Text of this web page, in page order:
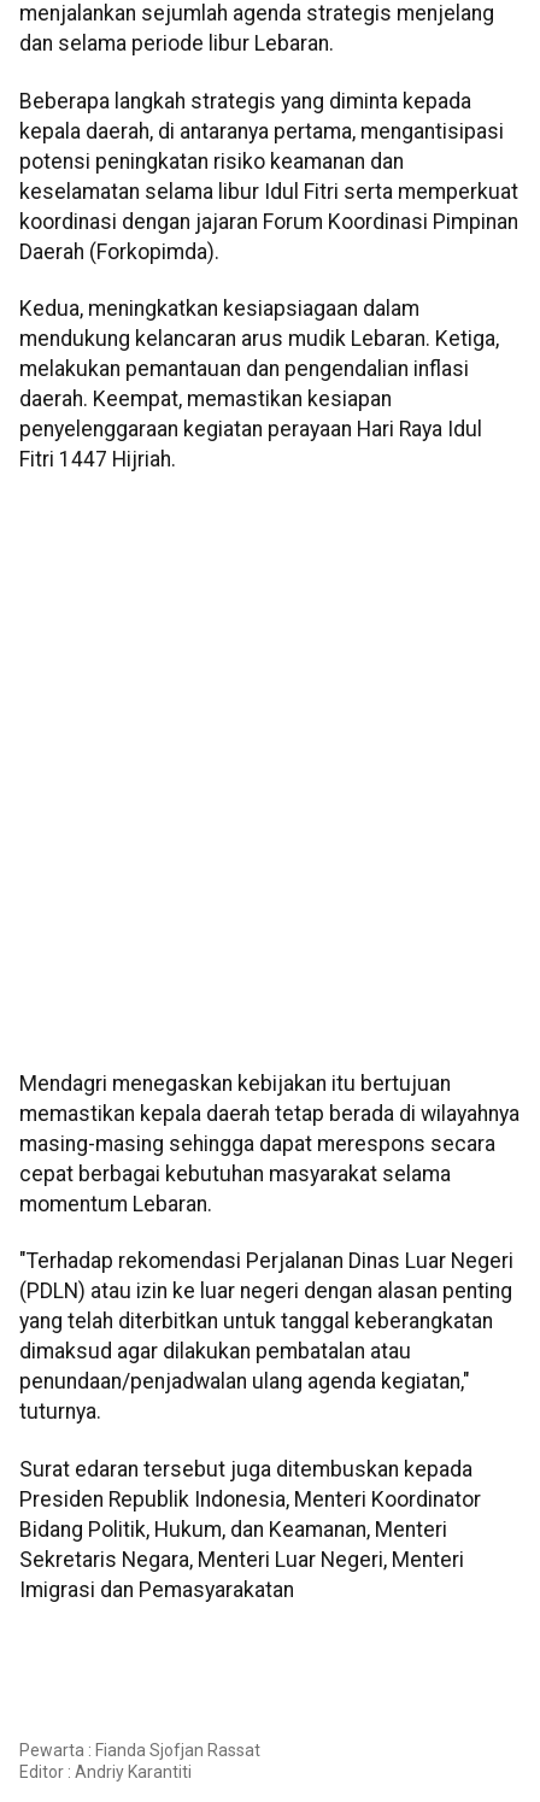
menjalankan sejumlah agenda strategis menjelang
dan selama periode libur Lebaran.
Beberapa langkah strategis yang diminta kepada
kepala daerah, di antaranya pertama, mengantisipasi
potensi peningkatan risiko keamanan dan
keselamatan selama libur Idul Fitri serta memperkuat
koordinasi dengan jajaran Forum Koordinasi Pimpinan
Daerah (Forkopimda).
Kedua, meningkatkan kesiapsiagaan dalam
mendukung kelancaran arus mudik Lebaran. Ketiga,
melakukan pemantauan dan pengendalian inflasi
daerah. Keempat, memastikan kesiapan
penyelenggaraan kegiatan perayaan Hari Raya Idul
Fitri 1447 Hijriah.
Mendagri menegaskan kebijakan itu bertujuan
memastikan kepala daerah tetap berada di wilayahnya
masing-masing sehingga dapat merespons secara
cepat berbagai kebutuhan masyarakat selama
momentum Lebaran.
"Terhadap rekomendasi Perjalanan Dinas Luar Negeri
(PDLN) atau izin ke luar negeri dengan alasan penting
yang telah diterbitkan untuk tanggal keberangkatan
dimaksud agar dilakukan pembatalan atau
penundaan/penjadwalan ulang agenda kegiatan,"
tuturnya.
Surat edaran tersebut juga ditembuskan kepada
Presiden Republik Indonesia, Menteri Koordinator
Bidang Politik, Hukum, dan Keamanan, Menteri
Sekretaris Negara, Menteri Luar Negeri, Menteri
Imigrasi dan Pemasyarakatan
Pewarta : Fianda Sjofjan Rassat
Editor : Andriy Karantiti